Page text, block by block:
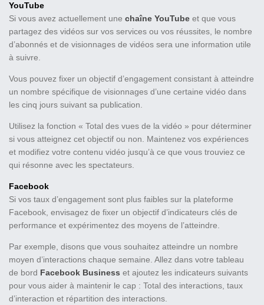
YouTube
Si vous avez actuellement une chaîne YouTube et que vous
partagez des vidéos sur vos services ou vos réussites, le nombre
d’abonnés et de visionnages de vidéos sera une information utile
à suivre.
Vous pouvez fixer un objectif d’engagement consistant à atteindre
un nombre spécifique de visionnages d’une certaine vidéo dans
les cinq jours suivant sa publication.
Utilisez la fonction « Total des vues de la vidéo » pour déterminer
si vous atteignez cet objectif ou non. Maintenez vos expériences
et modifiez votre contenu vidéo jusqu’à ce que vous trouviez ce
qui résonne avec les spectateurs.
Facebook
Si vos taux d’engagement sont plus faibles sur la plateforme
Facebook, envisagez de fixer un objectif d’indicateurs clés de
performance et expérimentez des moyens de l’atteindre.
Par exemple, disons que vous souhaitez atteindre un nombre
moyen d’interactions chaque semaine. Allez dans votre tableau
de bord Facebook Business et ajoutez les indicateurs suivants
pour vous aider à maintenir le cap : Total des interactions, taux
d’interaction et répartition des interactions.